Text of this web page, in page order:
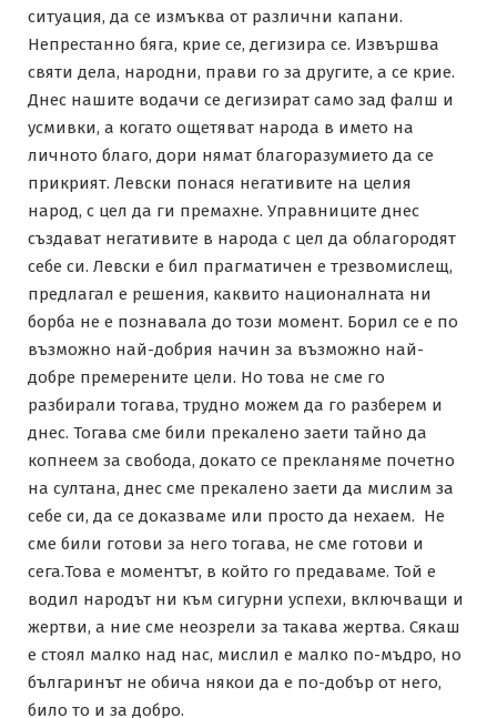
ситуация, да се измъква от различни капани.
Непрестанно бяга, крие се, дегизира се. Извършва
святи дела, народни, прави го за другите, а се крие.
Днес нашите водачи се дегизират само зад фалш и
усмивки, а когато ощетяват народа в името на
личното благо, дори нямат благоразумието да се
прикрият. Левски понася негативите на целия
народ, с цел да ги премахне. Управниците днес
създават негативите в народа с цел да облагородят
себе си. Левски е бил прагматичен е трезвомислещ,
предлагал е решения, каквито националната ни
борба не е познавала до този момент. Борил се е по
възможно най-добрия начин за възможно най-
добре премерените цели. Но това не сме го
разбирали тогава, трудно можем да го разберем и
днес. Тогава сме били прекалено заети тайно да
копнеем за свобода, докато се прекланяме почетно
на султана, днес сме прекалено заети да мислим за
себе си, да се доказваме или просто да нехаем. Не
сме били готови за него тогава, не сме готови и
сега.Това е моментът, в който го предаваме. Той е
водил народът ни към сигурни успехи, включващи и
жертви, а ние сме неозрели за такава жертва. Сякаш
е стоял малко над нас, мислил е малко по-мъдро, но
българинът не обича някои да е по-добър от него,
било то и за добро.